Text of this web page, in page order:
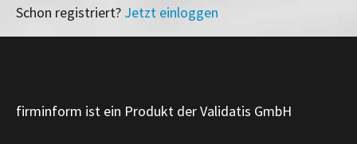
Schon registriert? Jetzt einloggen
firminform ist ein Produkt der Validatis GmbH